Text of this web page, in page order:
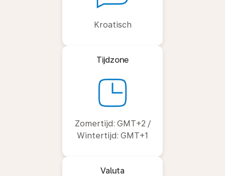
Kroatisch
Tijdzone
Zomertijd: GMT+2 /
Wintertijd: GMT+1
Valuta